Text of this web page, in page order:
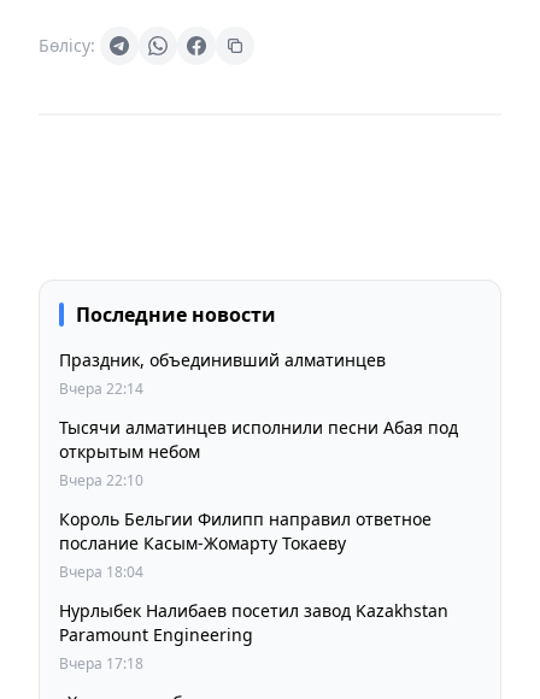
Бөлісу:
Последние новости
Праздник, объединивший алматинцев
Вчера 22:14
Тысячи алматинцев исполнили песни Абая под
открытым небом
Вчера 22:10
Король Бельгии Филипп направил ответное
послание Касым-Жомарту Токаеву
Вчера 18:04
Нурлыбек Налибаев посетил завод Kazakhstan
Paramount Engineering
Вчера 17:18